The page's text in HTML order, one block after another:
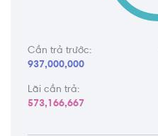
Cần trả trước:
937,000,000
Lãi cần trả:
573,166,667